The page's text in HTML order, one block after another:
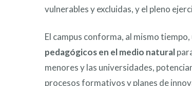
vulnerables y excluidas, y el pleno
El campus conforma, al mismo
pedagógicos en el medio natural
menores y las universidades,
procesos formativos y planes de